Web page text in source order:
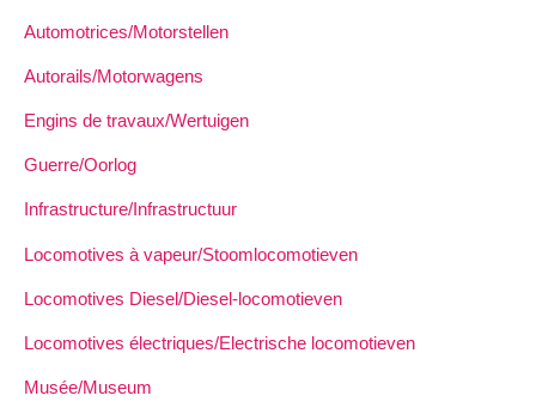
Automotrices/Motorstellen
Autorails/Motorwagens
Engins de travaux/Wertuigen
Guerre/Oorlog
Infrastructure/Infrastructuur
Locomotives à vapeur/Stoomlocomotieven
Locomotives Diesel/Diesel-locomotieven
Locomotives électriques/Electrische locomotieven
Musée/Museum